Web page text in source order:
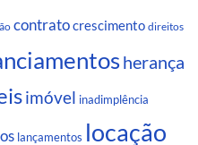
contratocrescimento direitos
herança
imóvel inadimplência
lançamentos locação